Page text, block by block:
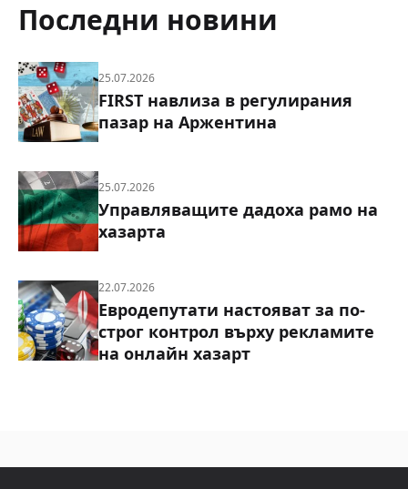
Последни новини
25.07.2026
FIRST навлиза в регулирания
пазар на Аржентина
25.07.2026
Управляващите дадоха рамо на
хазарта
22.07.2026
Евродепутати настояват за по-
строг контрол върху рекламите
на онлайн хазарт